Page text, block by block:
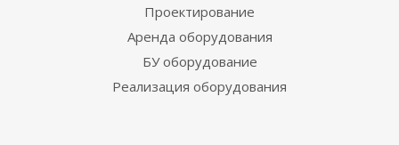
Проектирование
Аренда оборудования
БУ оборудование
Реализация оборудования